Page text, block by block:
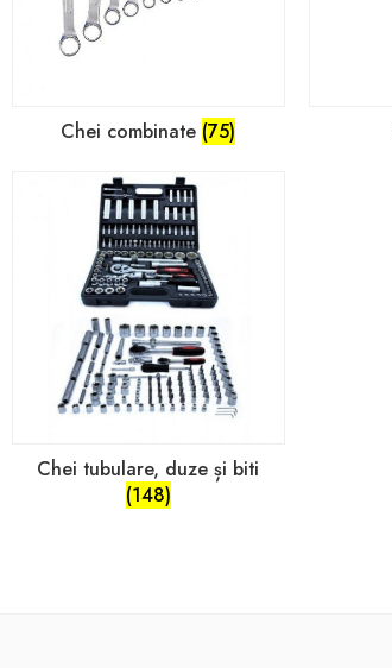
Chei combinate (75)
Chei tubulare, duze și biti
(148)